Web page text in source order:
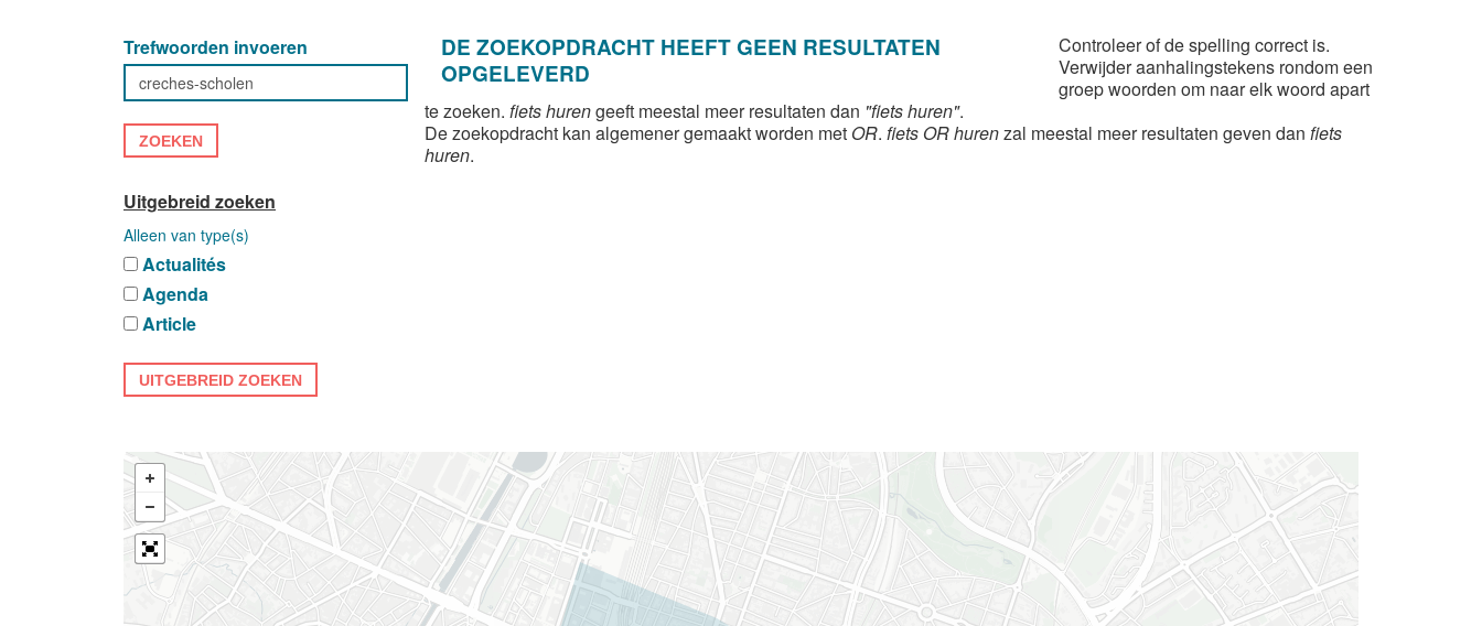
Trefwoorden invoeren
ZOEKEN
Uitgebreid zoeken
Alleen van type(s)
Actualités
Agenda
Article
UITGEBREID ZOEKEN
DE ZOEKOPDRACHT HEEFT GEEN RESULTATEN
OPGELEVERD
Controleer of de spelling correct is.
Verwijder aanhalingstekens rondom een
groep woorden om naar elk woord apart
te zoeken. fiets hurengeeft meestal meer resultaten dan "fiets huren".
De zoekopdracht kan algemener gemaakt worden met OR. fiets OR hurenzal meestal meer resultaten geven dan fiets
huren.